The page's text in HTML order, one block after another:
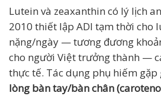
Lutein và zeaxanthin có lý lịch
2010 thiết lập ADI tạm thời cho
nặng/ngày — tương đương
cho người Việt trưởng thành —
thực tế. Tác dụng phụ hiếm gặp
lòng bàn tay/bàn chân